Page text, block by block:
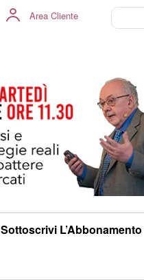
Area Cliente
Sottoscrivi L’Abbonamento